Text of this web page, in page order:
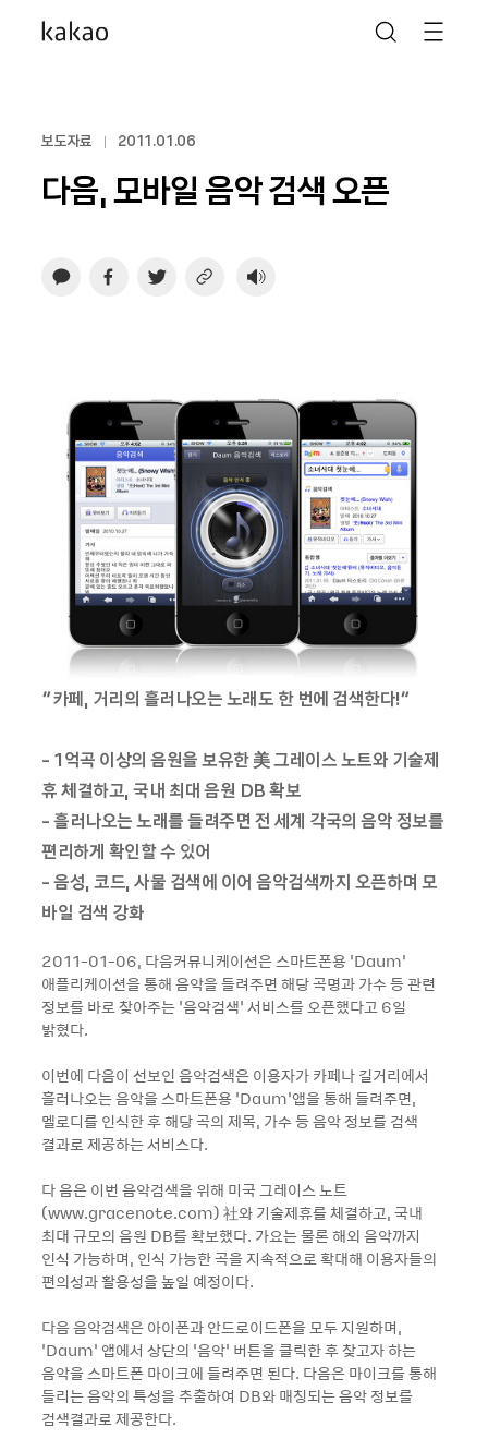
보도자료 2011.01.06
다음, 모바일 음악 검색 오픈
“카페, 거리의 흘러나오는 노래도 한 번에 검색한다!”
- 1억곡 이상의 음원을 보유한 美 그레이스 노트와 기술제
휴 체결하고, 국내 최대 음원 DB 확보
- 흘러나오는 노래를 들려주면 전 세계 각국의 음악 정보를
편리하게 확인할 수 있어
- 음성, 코드, 사물 검색에 이어 음악검색까지 오픈하며 모
바일 검색 강화
2011-01-06, 다음커뮤니케이션은 스마트폰용 ‘Daum’
애플리케이션을 통해 음악을 들려주면 해당 곡명과 가수 등 관련
정보를 바로 찾아주는 ‘음악검색’ 서비스를 오픈했다고 6일
밝혔다.
이번에 다음이 선보인 음악검색은 이용자가 카페나 길거리에서
흘러나오는 음악을 스마트폰용 ‘Daum’앱을 통해 들려주면,
멜로디를 인식한 후 해당 곡의 제목, 가수 등 음악 정보를 검색
결과로 제공하는 서비스다.
다 음은 이번 음악검색을 위해 미국 그레이스 노트
(www.gracenote.com) 社와 기술제휴를 체결하고, 국내
최대 규모의 음원 DB를 확보했다. 가요는 물론 해외 음악까지
인식 가능하며, 인식 가능한 곡을 지속적으로 확대해 이용자들의
편의성과 활용성을 높일 예정이다.
다음 음악검색은 아이폰과 안드로이드폰을 모두 지원하며,
‘Daum’ 앱에서 상단의 ‘음악’ 버튼을 클릭한 후 찾고자 하는
음악을 스마트폰 마이크에 들려주면 된다. 다음은 마이크를 통해
들리는 음악의 특성을 추출하여 DB와 매칭되는 음악 정보를
검색결과로 제공한다.